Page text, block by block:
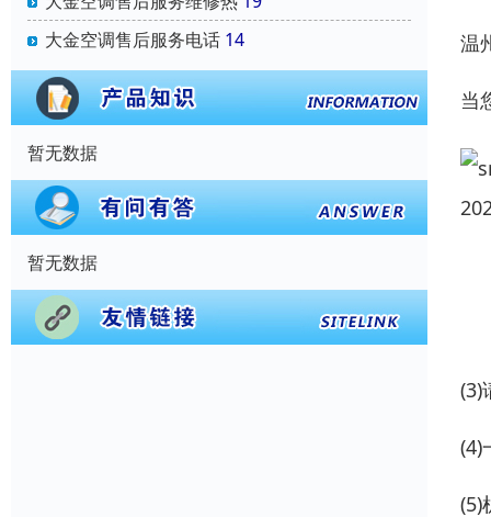
大金空调售后服务电话 14
暂无数据
暂无数据
温
当
(3)
(4)
(5)